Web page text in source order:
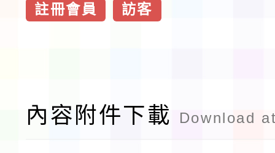
註冊會員 訪客
內容附件下載 Download